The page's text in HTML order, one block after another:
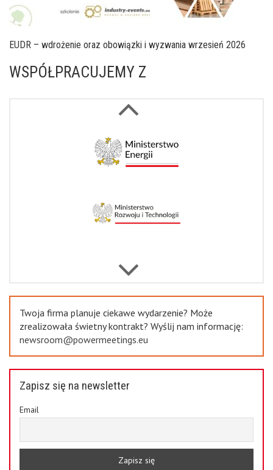
EUDR – wdrożenie oraz obowiązki i wyzwania wrzesień 2026
WSPÓŁPRACUJEMY Z
Twoja firma planuje ciekawe wydarzenie? Może
zrealizowała świetny kontrakt? Wyślij nam informację:
newsroom@powermeetings.eu
Zapisz się na newsletter
Email